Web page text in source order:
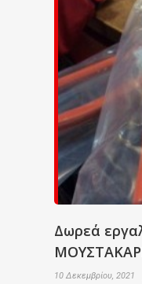
Δωρεά
10 Δεκεμβρίου, 2021